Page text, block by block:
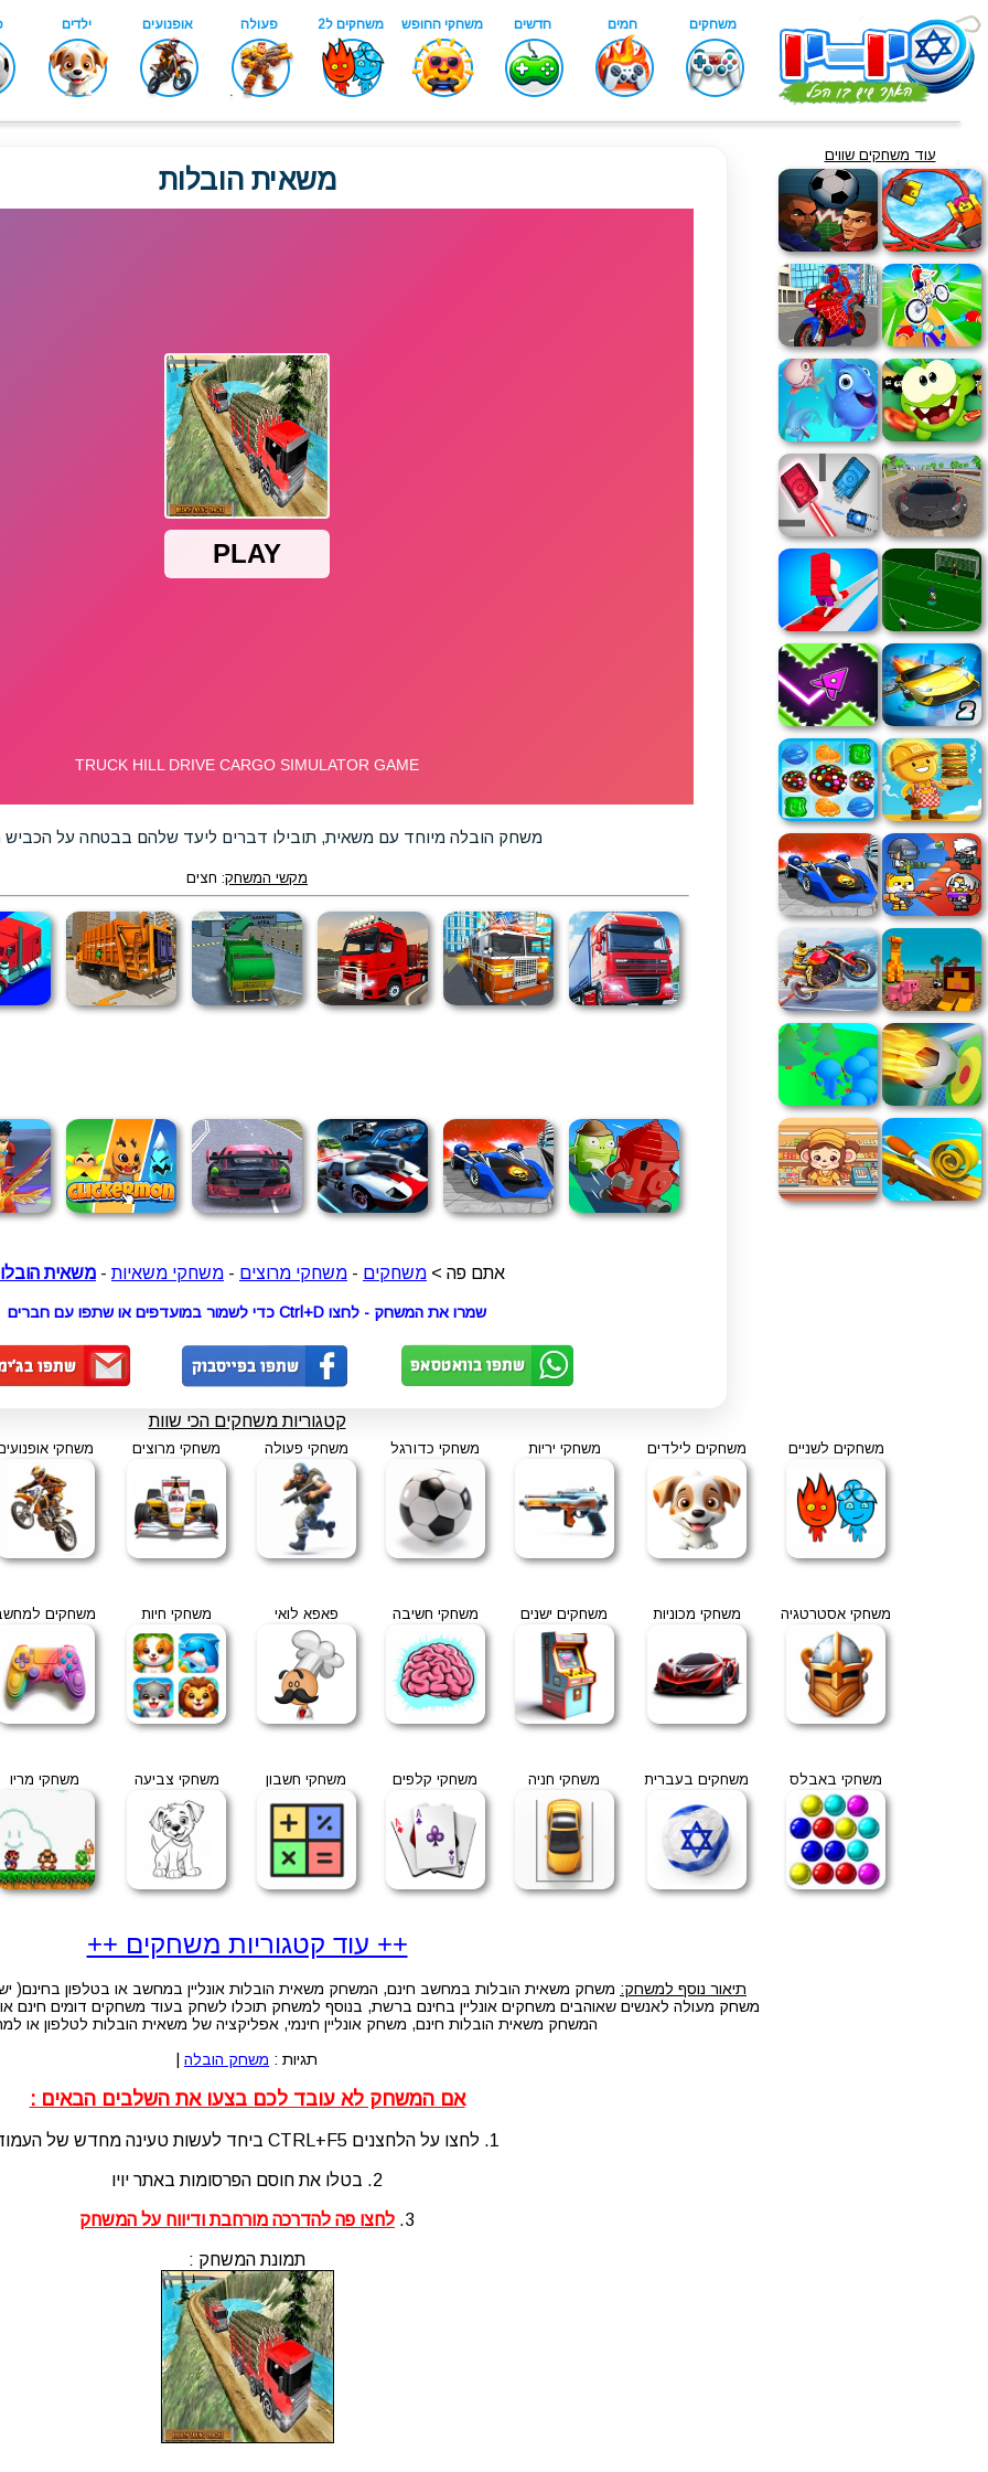
עוד משחקים שווים
משאית הובלות
משחק הובלה מיוחד עם משאית, תובילו דברים ליעד שלהם בבטחה על הכביש
מקשי המשחק: חצים
אתם פה > משחקים - משחקי מרוצים - משחקי משאיות - משאית
שמרו את המשחק - לחצו Ctrl+D כדי לשמור במועדפים או שתפו עם חברים
קטגוריות משחקים הכי שוות
משחקים לשניים משחקים לילדים משחקי יריות משחקי כדורגל משחקי פעולה משחקי מרוצים משחקי
משחקי אסטרטגיה משחקי מכוניות משחקים ישנים משחקי חשיבה פאפא לואי משחקי חיות משחקים
משחקי באבלס משחקים בעברית משחקי חניה משחקי קלפים משחקי חשבון משחקי צביעה משחקי מריו
++ עוד קטגוריות משחקים ++
תיאור נוסף למשחק: משחק משאית הובלות במחשב חינם, המשחק משאית הובלות אונליין במחשב או בטלפון בחינם(
משחק מעולה לאנשים שאוהבים משחקים אונליין בחינם ברשת, בנוסף למשחק תוכלו לשחק בעוד משחקים דומים חינם
המשחק משאית הובלות חינם, משחק אונליין חינמי, אפליקציה של משאית הובלות לטלפון או
תגיות : משחק הובלה
אם המשחק לא עובד לכם בצעו את השלבים הבאים :
1. לחצו על הלחצנים CTRL+F5 ביחד לעשות טעינה מחדש של העמוד
2. בטלו את חוסם הפרסומות באתר יויו
3. לחצו פה להדרכה מורחבת ודיווח על המשחק
תמונת המשחק :